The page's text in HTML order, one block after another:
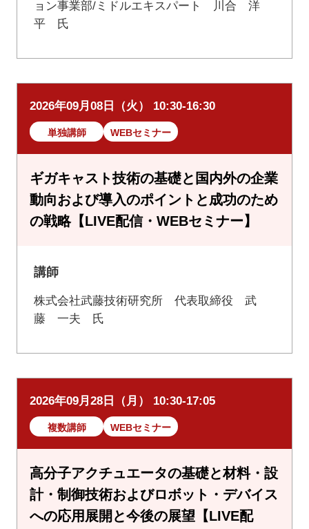
ョン事業部/ミドルエキスパート 川合 洋
平 氏
2026年09月08日（火） 10:30-16:30
単独講師 WEBセミナー
ギガキャスト技術の基礎と国内外の企業
動向および導入のポイントと成功のため
の戦略【LIVE配信・WEBセミナー】
講師
株式会社武藤技術研究所 代表取締役 武
藤 一夫 氏
2026年09月28日（月） 10:30-17:05
複数講師 WEBセミナー
高分子アクチュエータの基礎と材料・設
計・制御技術およびロボット・デバイス
への応用展開と今後の展望【LIVE配